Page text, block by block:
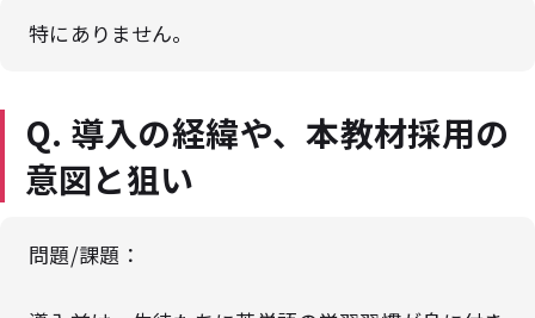
特にありません。
Q. 導入の経緯や、本教材採用の
意図と狙い
問題/課題：